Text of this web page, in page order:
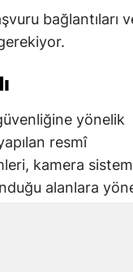
bağlantıları
yönelik
resmî
kamera
alanlara